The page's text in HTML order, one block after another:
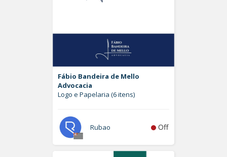
Fábio Bandeira de Mello
Advocacia
Logo e Papelaria (6 itens)
Rubao Off